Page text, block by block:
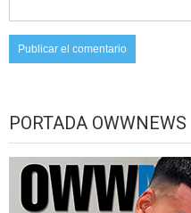
PORTADA OWWNEWS